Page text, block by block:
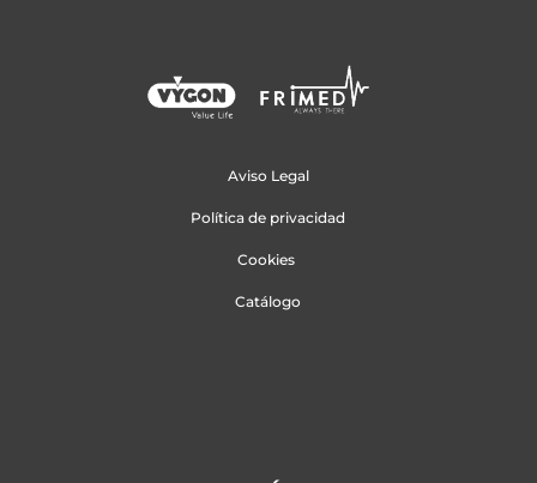
Aviso Legal
Política de privacidad
Cookies
Catálogo